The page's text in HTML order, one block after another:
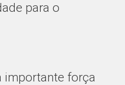
para o
importante força